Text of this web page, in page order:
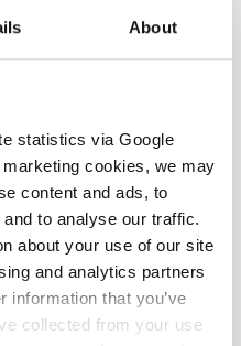
About
statistics via Google
cookies, we may
content and ads, to
to analyse our traffic.
about your use of our site
and analytics partners
information that you’ve
collected from your use
AH 5 O